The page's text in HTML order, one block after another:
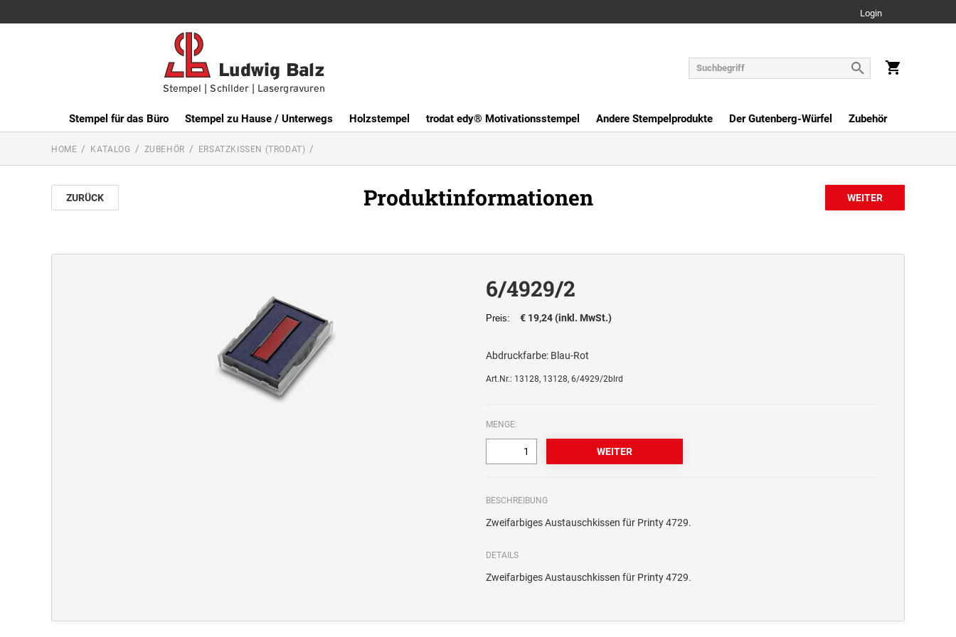
Login
Stempel für das Büro Stempel zu Hause / Unterwegs Holzstempel trodat edy® Motivationsstempel Andere Stempelprodukte Der Gutenberg-Würfel Zubehör
HOME KATALOG ZUBEHÖR ERSATZKISSEN (TRODAT)
ZURÜCK Produktinformationen
6/4929/2
Preis: € 19,24 (inkl. MwSt.)
Abdruckfarbe: Blau-Rot
Art.Nr.: 13128, 13128, 6/4929/2blrd
MENGE:
BESCHREIBUNG
Zweifarbiges Austauschkissen für Printy 4729.
DETAILS
Zweifarbiges Austauschkissen für Printy 4729.